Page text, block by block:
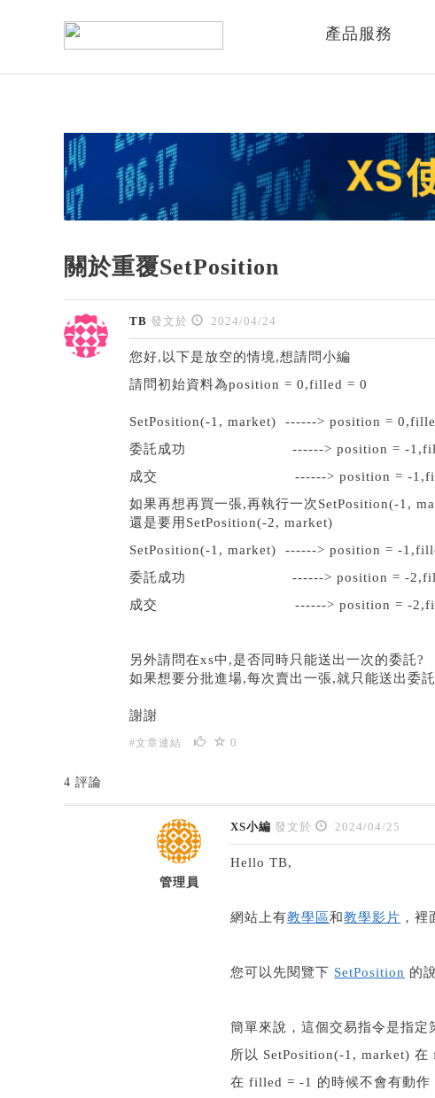
產品服務
關於重覆SetPosition
TB 發文於 2024/04/24
您好,以下是放空的情境,想請問小編
請問初始資料為position = 0,filled = 0
SetPosition(-1, market) ------> position =
委託成功 ------> position = -
成交 ------> position = -
如果再想再買一張,再執行一次SetPosition(-1,
還是要用SetPosition(-2, market)
SetPosition(-1, market) ------> position = -
委託成功 ------> position = -
成交 ------> position = -
另外請問在xs中,是否同時只能送出一次的委託?
如果想要分批進場,每次賣出一張,就只能送出委
謝謝
#文章連結 0
4 評論
管理員
XS小編 發文於 2024/04/25
Hello TB,
網站上有教學區和教學影片 ，
您可以先閱覽下 SetPosition 的
簡單來說，這個交易指令是指
所以 SetPosition(-1, market)
在 filled = -1 的時候不會有動